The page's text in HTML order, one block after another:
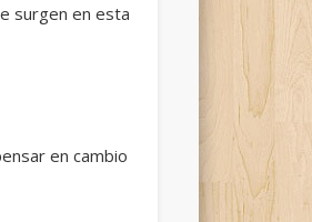
surgen en esta
en cambio